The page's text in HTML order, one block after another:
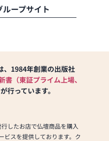
ープサイト
、1984年創業の出版社
書（東証プライム上場、
が行っています。
したお店で仏壇商品を購入
ビスを提供しております。ク